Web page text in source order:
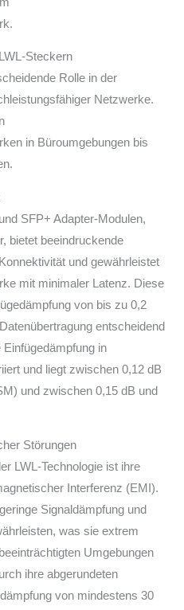
Steckern
Rolle in der
Netzwerke.
in Büroumgebungen bis
SFP+ Adapter-Modulen,
bietet beeindruckende
und gewährleistet
mit minimaler Latenz. Diese
von bis zu 0,2
entscheidend
in
und liegt zwischen 0,12 dB
und zwischen 0,15 dB und
Störungen
LWL-Technologie ist ihre
Interferenz (EMI).
Signaldämpfung und
was sie extrem
Umgebungen
ihre abgerundeten
von mindestens 30